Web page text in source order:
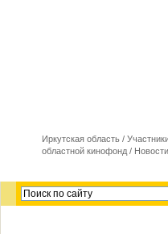
Иркутская область /
областной кинофонд /